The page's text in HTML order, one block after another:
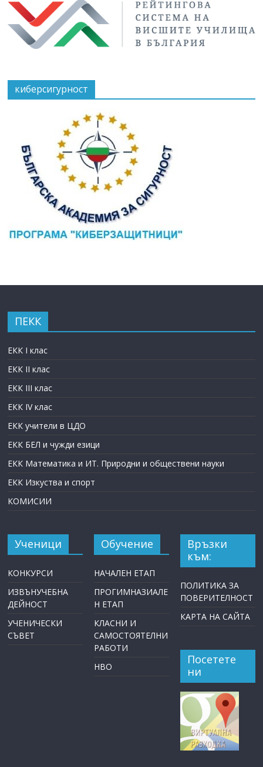
киберсигурност
ПЕКК
ЕКК I клас
ЕКК II клас
ЕКК III клас
ЕКК IV клас
ЕКК учители в ЦДО
ЕКК БЕЛ и чужди езици
ЕКК Математика и ИТ. Природни и обществени науки
ЕКК Изкуства и спорт
КОМИСИИ
Ученици
КОНКУРСИ
ИЗВЪНУЧЕБНА
ДЕЙНОСТ
УЧЕНИЧЕСКИ
СЪВЕТ
Обучение
НАЧАЛЕН ЕТАП
ПРОГИМНАЗИАЛЕ
Н ЕТАП
КЛАСНИ И
САМОСТОЯТЕЛНИ
РАБОТИ
НВО
Връзки
към:
ПОЛИТИКА ЗА
ПОВЕРИТЕЛНОСТ
КАРТА НА САЙТА
Посетете
ни